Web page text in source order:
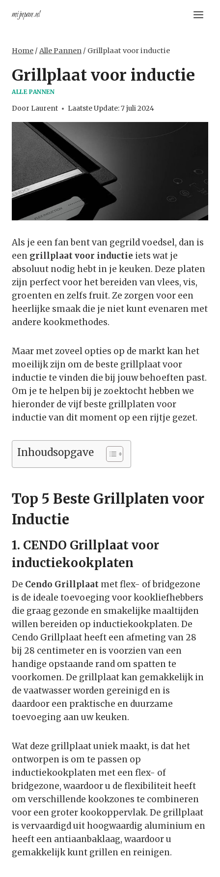
naarmijnpan.nl
Home / Alle Pannen / Grillplaat voor inductie
Grillplaat voor inductie
ALLE PANNEN
Door Laurent Laatste Update:7 juli 2024
Als je een fan bent van gegrild voedsel, dan is
een grillplaat voor inductie iets wat je
absoluut nodig hebt in je keuken. Deze platen
zijn perfect voor het bereiden van vlees, vis,
groenten en zelfs fruit. Ze zorgen voor een
heerlijke smaak die je niet kunt evenaren met
andere kookmethodes.
Maar met zoveel opties op de markt kan het
moeilijk zijn om de beste grillplaat voor
inductie te vinden die bij jouw behoeften past.
Om je te helpen bij je zoektocht hebben we
hieronder de vijf beste grillplaten voor
inductie van dit moment op een rijtje gezet.
Inhoudsopgave
Top 5 Beste Grillplaten voor
Inductie
1. CENDO Grillplaat voor
inductiekookplaten
De Cendo Grillplaat met flex- of bridgezone
is de ideale toevoeging voor kookliefhebbers
die graag gezonde en smakelijke maaltijden
willen bereiden op inductiekookplaten. De
Cendo Grillplaat heeft een afmeting van 28
bij 28 centimeter en is voorzien van een
handige opstaande rand om spatten te
voorkomen. De grillplaat kan gemakkelijk in
de vaatwasser worden gereinigd en is
daardoor een praktische en duurzame
toevoeging aan uw keuken.
Wat deze grillplaat uniek maakt, is dat het
ontworpen is om te passen op
inductiekookplaten met een flex- of
bridgezone, waardoor u de flexibiliteit heeft
om verschillende kookzones te combineren
voor een groter kookoppervlak. De grillplaat
is vervaardigd uit hoogwaardig aluminium en
heeft een antiaanbaklaag, waardoor u
gemakkelijk kunt grillen en reinigen.